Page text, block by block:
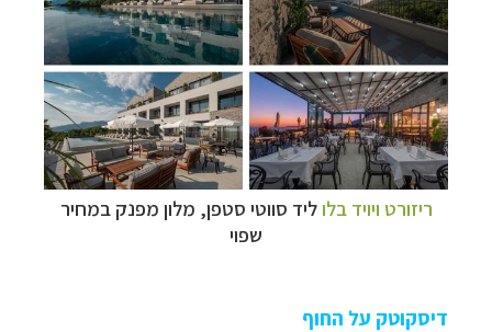
ריזורט ויויד בלוליד סווטי סטפן, מלון מפנק במחיר
שפוי
דיסקוטק על החוף